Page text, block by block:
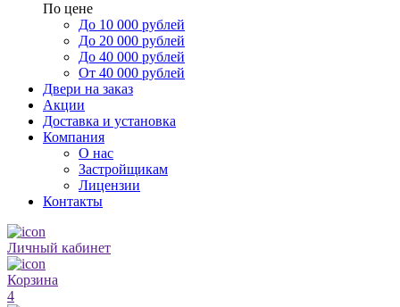
По цене
До 10 000 рублей
До 20 000 рублей
До 40 000 рублей
От 40 000 рублей
Двери на заказ
Акции
Доставка и установка
Компания
О нас
Застройщикам
Лицензии
Контакты
Личный кабинет
Корзина
4